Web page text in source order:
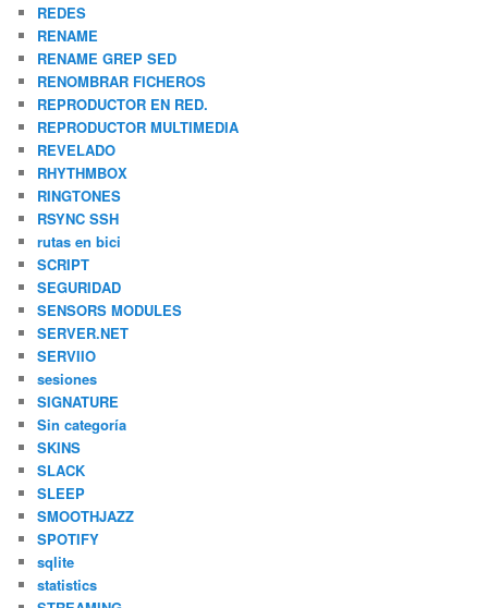
REDES
RENAME
RENAME GREP SED
RENOMBRAR FICHEROS
REPRODUCTOR EN RED.
REPRODUCTOR MULTIMEDIA
REVELADO
RHYTHMBOX
RINGTONES
RSYNC SSH
rutas en bici
SCRIPT
SEGURIDAD
SENSORS MODULES
SERVER.NET
SERVIIO
sesiones
SIGNATURE
Sin categoría
SKINS
SLACK
SLEEP
SMOOTHJAZZ
SPOTIFY
sqlite
statistics